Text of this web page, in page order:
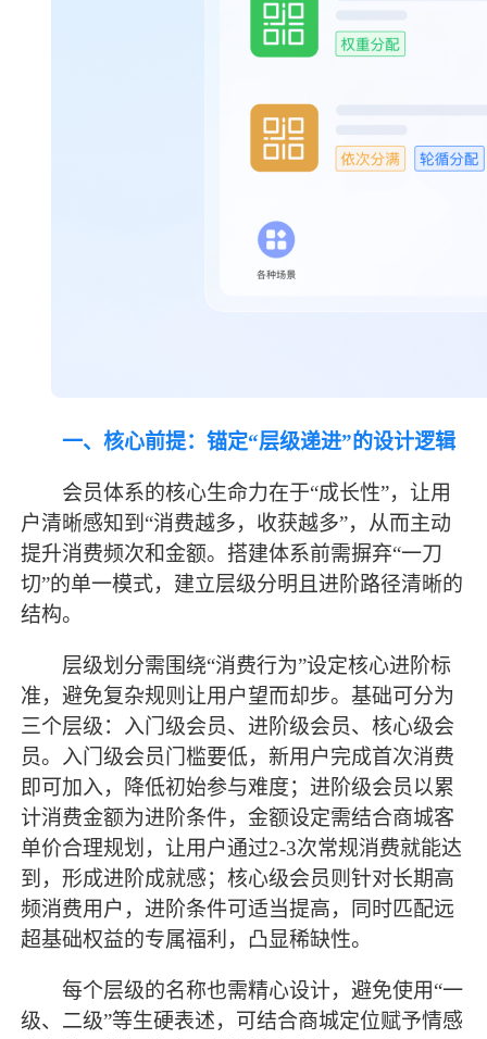
一、核心前提：锚定“层级递进”的设计逻辑
会员体系的核心生命力在于“成长性”，让用
户清晰感知到“消费越多，收获越多”，从而主动
提升消费频次和金额。搭建体系前需摒弃“一刀
切”的单一模式，建立层级分明且进阶路径清晰的
结构。
层级划分需围绕“消费行为”设定核心进阶标
准，避免复杂规则让用户望而却步。基础可分为
三个层级：入门级会员、进阶级会员、核心级会
员。入门级会员门槛要低，新用户完成首次消费
即可加入，降低初始参与难度；进阶级会员以累
计消费金额为进阶条件，金额设定需结合商城客
单价合理规划，让用户通过2-3次常规消费就能达
到，形成进阶成就感；核心级会员则针对长期高
频消费用户，进阶条件可适当提高，同时匹配远
超基础权益的专属福利，凸显稀缺性。
每个层级的名称也需精心设计，避免使用“一
级、二级”等生硬表述，可结合商城定位赋予情感